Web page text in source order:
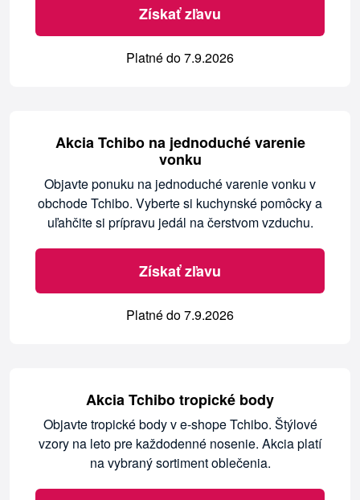
Získať zľavu
Platné do 7.9.2026
Akcia Tchibo na jednoduché varenie
vonku
Objavte ponuku na jednoduché varenie vonku v
obchode Tchibo. Vyberte si kuchynské pomôcky a
uľahčite si prípravu jedál na čerstvom vzduchu.
Získať zľavu
Platné do 7.9.2026
Akcia Tchibo tropické body
Objavte tropické body v e-shope Tchibo. Štýlové
vzory na leto pre každodenné nosenie. Akcia platí
na vybraný sortiment oblečenia.